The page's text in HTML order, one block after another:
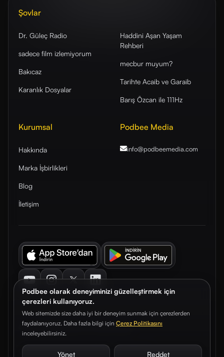
Podbee olarak deneyiminizi güzelleştirmek için
çerezleri kullanıyoruz.
Web sitemizde size daha iyi bir deneyim sunmak için çerezlerden
faydalanıyoruz. Daha fazla bilgi için Çerez Politikasını
inceleyebilirsiniz.
Yönet Reddet
Şovlar
Dr. Güleç Radio
sadece film izlemiyorum
Bakıcaz
Karanlık Dosyalar
Haddini Aşan Yaşam
Rehberi
mecbur muyum?
Tarihte Acaib ve Garaib
Barış Özcan ile 111Hz
Kurumsal
Hakkında
Marka İşbirlikleri
Blog
İletişim
Podbee Media
info@podbeemedia.com
© 2026. Podbee Media. Tüm hakları saklıdır.
Çerez TercihleriAydınlatma Metni Gizlilik Sözleşmesi